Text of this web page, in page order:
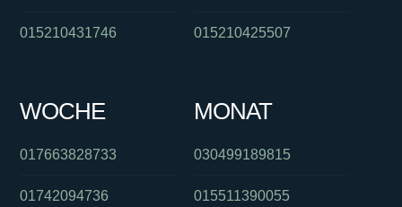
015210431746 015210425507
WOCHE
017663828733
01742094736
MONAT
030499189815
015511390055